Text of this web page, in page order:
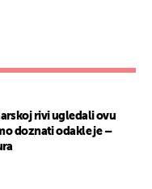
rivi ugledali ovu
doznati odakle je –